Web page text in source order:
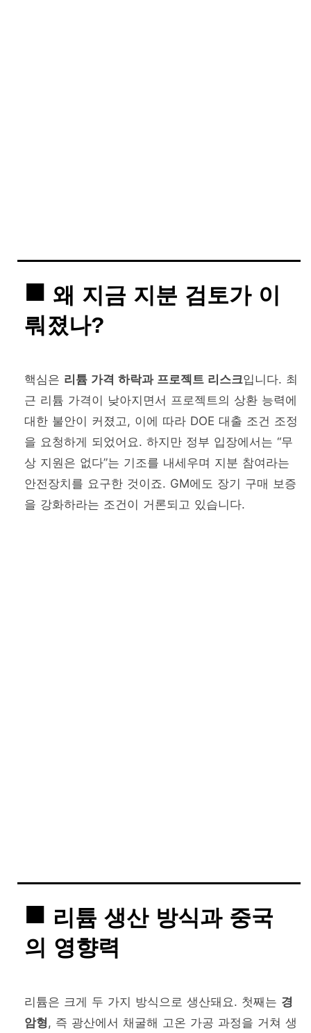
왜 지금 지분 검토가 이
뤄졌나?
핵심은 리튬 가격 하락과 프로젝트 리스크입니다. 최
근 리튬 가격이 낮아지면서 프로젝트의 상환 능력에
대한 불안이 커졌고, 이에 따라 DOE 대출 조건 조정
을 요청하게 되었어요. 하지만 정부 입장에서는 “무
상 지원은 없다”는 기조를 내세우며 지분 참여라는
안전장치를 요구한 것이죠. GM에도 장기 구매 보증
을 강화하라는 조건이 거론되고 있습니다.
리튬 생산 방식과 중국
의 영향력
리튬은 크게 두 가지 방식으로 생산돼요. 첫째는 경
암형, 즉 광산에서 채굴해 고온 가공 과정을 거쳐 생